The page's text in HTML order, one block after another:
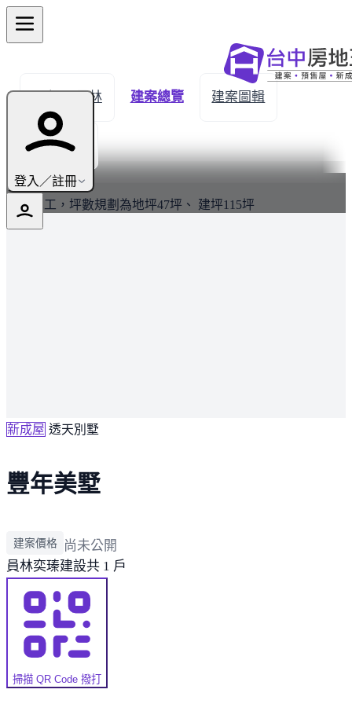
登入／註冊
← 返回員林 建案總覽 建案圖輯
生活機能
最新
全新完工，坪數規劃為地坪47坪、 建坪115坪
新成屋 透天別墅
豐年美墅
建案價格
尚未公開
員林奕瑧建設共 1 戶
掃描 QR Code 撥打